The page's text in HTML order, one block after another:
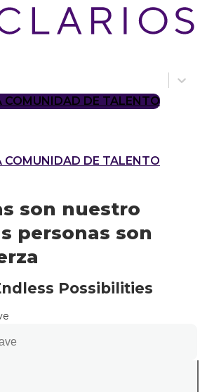
COMUNIDAD DE TALENTO
COMUNIDAD DE TALENTO
son nuestro
personas son
Possibilities